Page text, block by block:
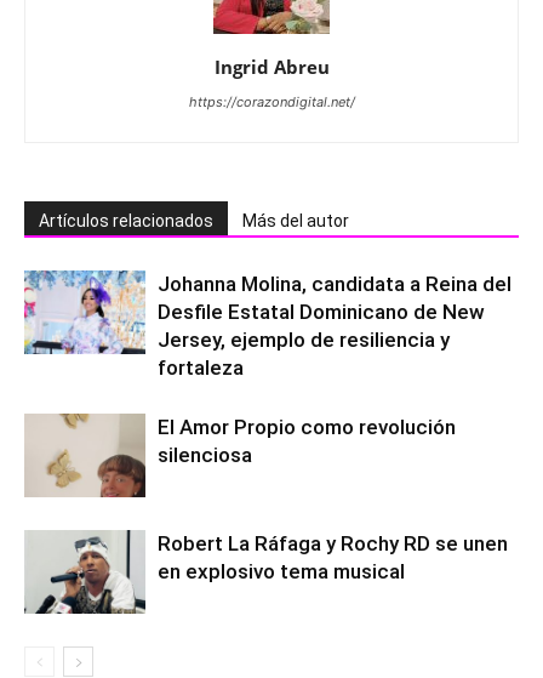
Ingrid Abreu
https://corazondigital.net/
Artículos relacionados Más del autor
Johanna Molina, candidata a Reina del
Desfile Estatal Dominicano de New
Jersey, ejemplo de resiliencia y
fortaleza
El Amor Propio como revolución
silenciosa
Robert La Ráfaga y Rochy RD se unen
en explosivo tema musical